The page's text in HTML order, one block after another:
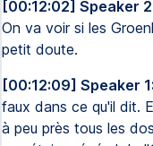
[00:12:02] Speaker
On va voir si les
petit doute.
[00:12:09] Speaker 1:
faux dans ce qu'il dit.
à peu près tous les